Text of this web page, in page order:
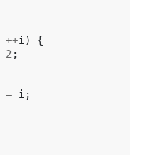
++i )
{
2 ;
= i ;